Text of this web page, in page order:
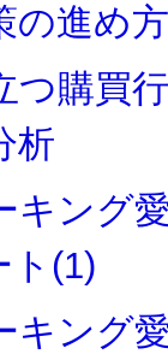
の進め方
つ購買
析
キング
ト(1)
キング